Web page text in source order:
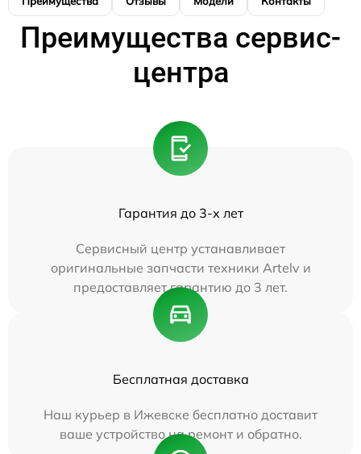
Преимущества сервис-
центра
Гарантия до 3-х лет
Сервисный центр устанавливает
оригинальные запчасти техники Artelv и
предоставляет гарантию до 3 лет.
Бесплатная доставка
Наш курьер в Ижевске бесплатно доставит
ваше устройство на ремонт и обратно.